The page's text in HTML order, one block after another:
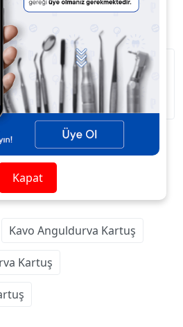
Ürün Yorumları
Kartuş
Kavo Anguldurva Kartuş
Kartuş
Kapat